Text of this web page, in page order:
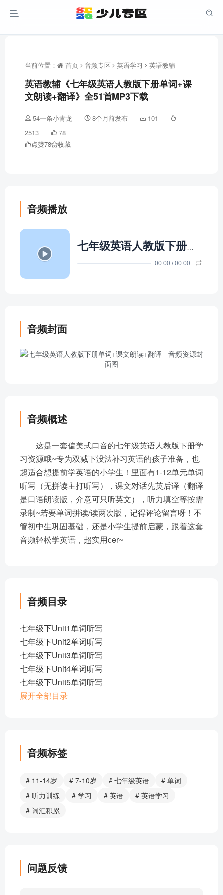
当前位置： 首页 音频专区 英语学习 英语教辅
英语教辅《七年级英语人教版下册单词+课
文朗读+翻译》全51首MP3下载
54一条小青龙 8个月前发布
101
2513
78
点赞78 收藏
音频播放
00:00 /00:00
音频封面
音频概述
这是一套偏美式口音的七年级英语人教版下册学
习资源哦~专为双减下没法补习英语的孩子准备，也
超适合想提前学英语的小学生！里面有1-12单元单词
听写（无拼读主打听写），课文对话先英后译（翻译
是口语朗读版，介意可只听英文），听力填空等按需
录制~若要单词拼读/读两次版，记得评论留言呀！不
管初中生巩固基础，还是小学生提前启蒙，跟着这套
音频轻松学英语，超实用der~
音频目录
七年级下Unit1单词听写
七年级下Unit2单词听写
七年级下Unit3单词听写
七年级下Unit4单词听写
七年级下Unit5单词听写
七年级下Unit6单词听写
七年级下Unit10单词听写
七年级下Unit11单词听写
七年级下Unit12单词听写
七年级下U1对话+翻译
七年级下U1，SectionB填空3A
七年级下U2听力SectionA
七年级下U2听力SectionB
展开全部目录
音频标签
# 11-14岁 # 7-10岁 # 七年级英语
# 单词
# 听力训练
# 学习 # 英语
# 英语学习
# 词汇积累
问题反馈